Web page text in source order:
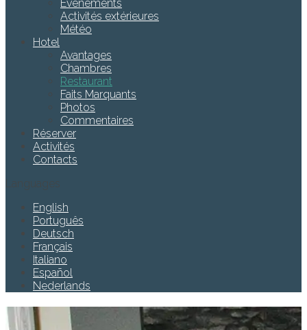
Événements
Activités extérieures
Météo
Hotel
Avantages
Chambres
Restaurant
Faits Marquants
Photos
Commentaires
Réserver
Activités
Contacts
English
Português
Deutsch
Français
Italiano
Español
Nederlands